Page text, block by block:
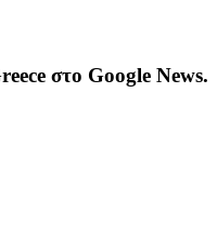
στο Google News.